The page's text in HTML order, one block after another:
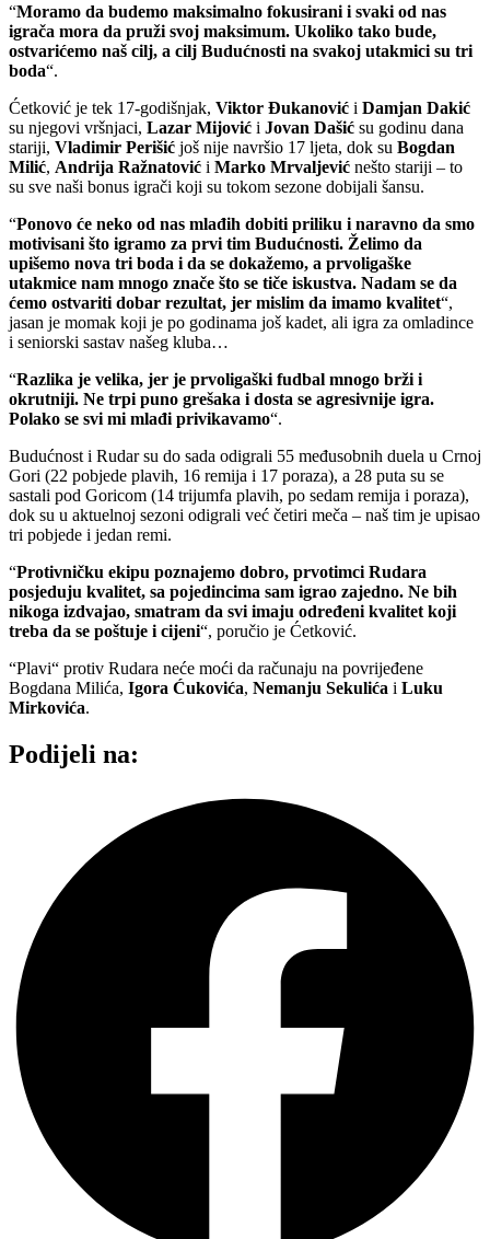
“Moramo da budemo maksimalno fokusirani i svaki od nas
igrača mora da pruži svoj maksimum. Ukoliko tako bude,
ostvarićemo naš cilj, a cilj Budućnosti na svakoj utakmici su tri
boda“.
Ćetković je tek 17-godišnjak, Viktor Đukanović i Damjan Dakić
su njegovi vršnjaci, Lazar Mijović i Jovan Dašić su godinu dana
stariji, Vladimir Perišić još nije navršio 17 ljeta, dok su Bogdan
Milić, Andrija Ražnatović i Marko Mrvaljević nešto stariji – to
su sve naši bonus igrači koji su tokom sezone dobijali šansu.
“Ponovo će neko od nas mlađih dobiti priliku i naravno da smo
motivisani što igramo za prvi tim Budućnosti. Želimo da
upišemo nova tri boda i da se dokažemo, a prvoligaške
utakmice nam mnogo znače što se tiče iskustva. Nadam se da
ćemo ostvariti dobar rezultat, jer mislim da imamo kvalitet“,
jasan je momak koji je po godinama još kadet, ali igra za omladince
i seniorski sastav našeg kluba…
“Razlika je velika, jer je prvoligaški fudbal mnogo brži i
okrutniji. Ne trpi puno grešaka i dosta se agresivnije igra.
Polako se svi mi mlađi privikavamo“.
Budućnost i Rudar su do sada odigrali 55 međusobnih duela u Crnoj
Gori (22 pobjede plavih, 16 remija i 17 poraza), a 28 puta su se
sastali pod Goricom (14 trijumfa plavih, po sedam remija i poraza),
dok su u aktuelnoj sezoni odigrali već četiri meča – naš tim je upisao
tri pobjede i jedan remi.
“Protivničku ekipu poznajemo dobro, prvotimci Rudara
posjeduju kvalitet, sa pojedincima sam igrao zajedno. Ne bih
nikoga izdvajao, smatram da svi imaju određeni kvalitet koji
treba da se poštuje i cijeni“, poručio je Ćetković.
“Plavi“ protiv Rudara neće moći da računaju na povrijeđene
Bogdana Milića, Igora Ćukovića, Nemanju Sekulića i Luku
Mirkovića.
Podijeli na: